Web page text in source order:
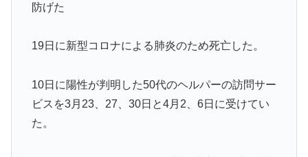
防げた
19日に新型コロナによる肺炎のため死亡した。
10日に陽性が判明した50代のヘルパーの訪問サー
ビスを3月23、27、30日と4月2、6日に受けてい
た。